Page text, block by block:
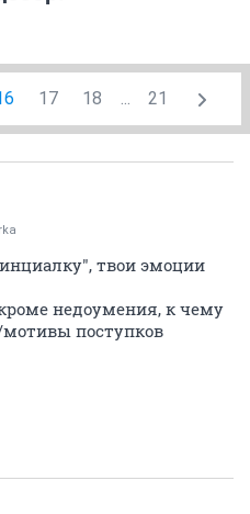
17 18 ... 21
твои эмоции
недоумения, к чему
поступков